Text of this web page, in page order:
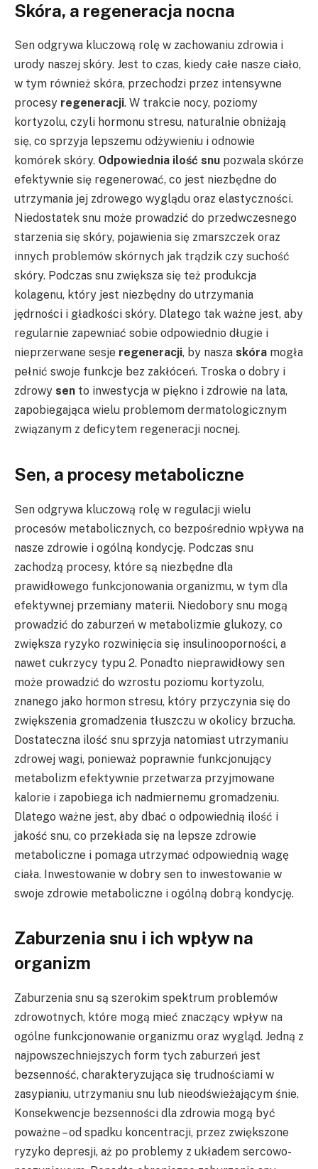
Skóra, a regeneracja nocna
Sen odgrywa kluczową rolę w zachowaniu zdrowia i
urody naszej skóry. Jest to czas, kiedy całe nasze ciało,
w tym również skóra, przechodzi przez intensywne
procesy regeneracji. W trakcie nocy, poziomy
kortyzolu, czyli hormonu stresu, naturalnie obniżają
się, co sprzyja lepszemu odżywieniu i odnowie
komórek skóry. Odpowiednia ilość snu pozwala skórze
efektywnie się regenerować, co jest niezbędne do
utrzymania jej zdrowego wyglądu oraz elastyczności.
Niedostatek snu może prowadzić do przedwczesnego
starzenia się skóry, pojawienia się zmarszczek oraz
innych problemów skórnych jak trądzik czy suchość
skóry. Podczas snu zwiększa się też produkcja
kolagenu, który jest niezbędny do utrzymania
jędrności i gładkości skóry. Dlatego tak ważne jest, aby
regularnie zapewniać sobie odpowiednio długie i
nieprzerwane sesje regeneracji, by nasza skóra mogła
pełnić swoje funkcje bez zakłóceń. Troska o dobry i
zdrowy sen to inwestycja w piękno i zdrowie na lata,
zapobiegająca wielu problemom dermatologicznym
związanym z deficytem regeneracji nocnej.
Sen, a procesy metaboliczne
Sen odgrywa kluczową rolę w regulacji wielu
procesów metabolicznych, co bezpośrednio wpływa na
nasze zdrowie i ogólną kondycję. Podczas snu
zachodzą procesy, które są niezbędne dla
prawidłowego funkcjonowania organizmu, w tym dla
efektywnej przemiany materii. Niedobory snu mogą
prowadzić do zaburzeń w metabolizmie glukozy, co
zwiększa ryzyko rozwinięcia się insulinooporności, a
nawet cukrzycy typu 2. Ponadto nieprawidłowy sen
może prowadzić do wzrostu poziomu kortyzolu,
znanego jako hormon stresu, który przyczynia się do
zwiększenia gromadzenia tłuszczu w okolicy brzucha.
Dostateczna ilość snu sprzyja natomiast utrzymaniu
zdrowej wagi, ponieważ poprawnie funkcjonujący
metabolizm efektywnie przetwarza przyjmowane
kalorie i zapobiega ich nadmiernemu gromadzeniu.
Dlatego ważne jest, aby dbać o odpowiednią ilość i
jakość snu, co przekłada się na lepsze zdrowie
metaboliczne i pomaga utrzymać odpowiednią wagę
ciała. Inwestowanie w dobry sen to inwestowanie w
swoje zdrowie metaboliczne i ogólną dobrą kondycję.
Zaburzenia snu i ich wpływ na
organizm
Zaburzenia snu są szerokim spektrum problemów
zdrowotnych, które mogą mieć znaczący wpływ na
ogólne funkcjonowanie organizmu oraz wygląd. Jedną z
najpowszechniejszych form tych zaburzeń jest
bezsenność, charakteryzująca się trudnościami w
zasypianiu, utrzymaniu snu lub nieodświeżającym śnie.
Konsekwencje bezsenności dla zdrowia mogą być
poważne – od spadku koncentracji, przez zwiększone
ryzyko depresji, aż po problemy z układem sercowo-